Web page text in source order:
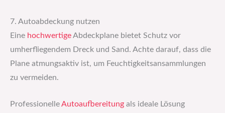
7. Autoabdeckung nutzen
Eine hochwertige Abdeckplane bietet Schutz vor
umherfliegendem Dreck und Sand. Achte darauf, dass die
Plane atmungsaktiv ist, um Feuchtigkeitsansammlungen
zu vermeiden.
Professionelle Autoaufbereitung als ideale Lösung